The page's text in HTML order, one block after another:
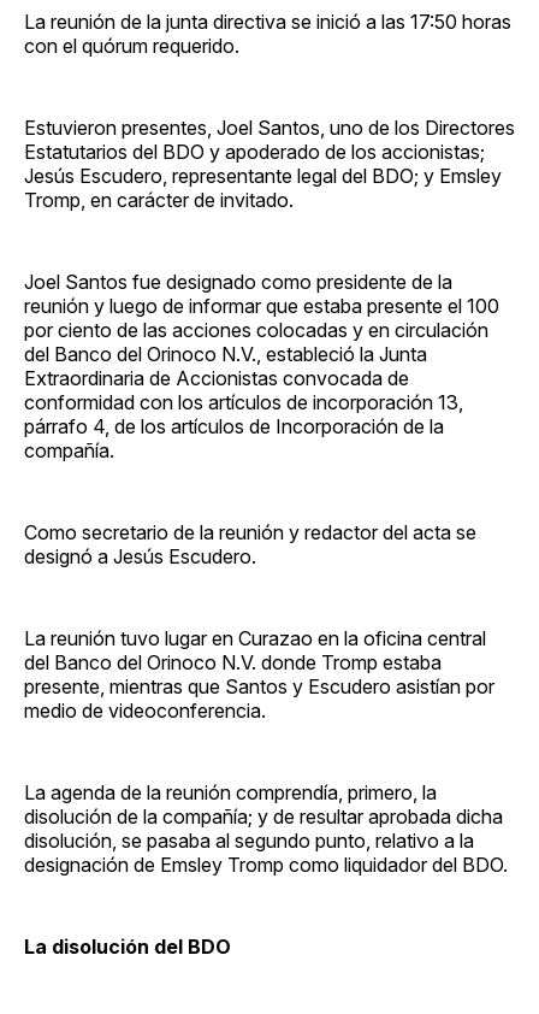
La reunión de la junta directiva se inició a las 17:50 horas
con el quórum requerido.
Estuvieron presentes, Joel Santos, uno de los Directores
Estatutarios del BDO y apoderado de los accionistas;
Jesús Escudero, representante legal del BDO; y Emsley
Tromp, en carácter de invitado.
Joel Santos fue designado como presidente de la
reunión y luego de informar que estaba presente el 100
por ciento de las acciones colocadas y en circulación
del Banco del Orinoco N.V., estableció la Junta
Extraordinaria de Accionistas convocada de
conformidad con los artículos de incorporación 13,
párrafo 4, de los artículos de Incorporación de la
compañía.
Como secretario de la reunión y redactor del acta se
designó a Jesús Escudero.
La reunión tuvo lugar en Curazao en la oficina central
del Banco del Orinoco N.V. donde Tromp estaba
presente, mientras que Santos y Escudero asistían por
medio de videoconferencia.
La agenda de la reunión comprendía, primero, la
disolución de la compañía; y de resultar aprobada dicha
disolución, se pasaba al segundo punto, relativo a la
designación de Emsley Tromp como liquidador del BDO.
La disolución del BDO